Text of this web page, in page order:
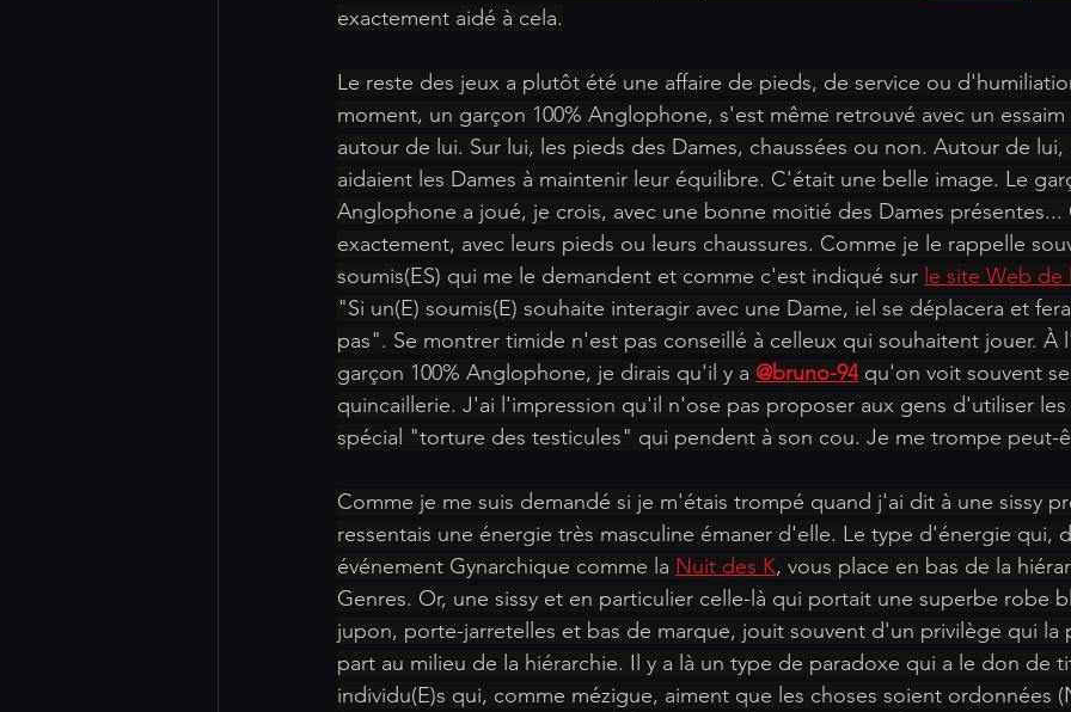
exactement aidé à cela.
Le reste des jeux a plutôt été une affaire de pieds, de service ou
moment, un garçon 100% Anglophone, s'est même retrouvé avec un
autour de lui. Sur lui, les pieds des Dames, chaussées ou non. Autour de lui,
aidaient les Dames à maintenir leur équilibre. C'était une belle image. Le
Anglophone a joué, je crois, avec une bonne moitié des Dames présentes...
exactement, avec leurs pieds ou leurs chaussures. Comme je le rappelle
soumis(ES) qui me le demandent et comme c'est indiqué sur le site Web de
"Si un(E) soumis(E) souhaite interagir avec une Dame, iel se déplacera et
pas". Se montrer timide n'est pas conseillé à celleux qui souhaitent jouer. À
garçon 100% Anglophone, je dirais qu'il y a @bruno-94 qu'on voit souvent
quincaillerie. J'ai l'impression qu'il n'ose pas proposer aux gens d'utiliser les
spécial "torture des testicules" qui pendent à son cou. Je me trompe peut-
Comme je me suis demandé si je m'étais trompé quand j'ai dit à une sissy
ressentais une énergie très masculine émaner d'elle. Le type d'énergie qui,
événement Gynarchique comme la Nuit des K, vous place en bas de la
Genres. Or, une sissy et en particulier celle-là qui portait une superbe robe
jupon, porte-jarretelles et bas de marque, jouit souvent d'un privilège qui la
part au milieu de la hiérarchie. Il y a là un type de paradoxe qui a le don de
individu(E)s qui, comme mézigue, aiment que les choses soient ordonnées